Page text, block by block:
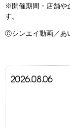
2026.08.06
※開催期間・店舗や
す。
Ⓒシンエイ動画／あ